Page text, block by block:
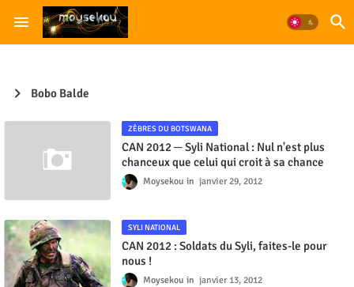
Bobo Balde
ZÈBRES DU BOTSWANA
CAN 2012 ─ Syli National : Nul n'est plus
chanceux que celui qui croit à sa chance
Moysekou janvier 29, 2012
SYLI NATIONAL
CAN 2012 : Soldats du Syli, faites-le pour
nous !
Moysekou janvier 13, 2012